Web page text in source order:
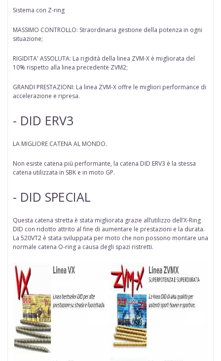
Sistema con Z-ring
MASSIMO CONTROLLO: Straordinaria gestione della potenza in ogni
situazione;
RIGIDITA' ASSOLUTA: La rigidità della linea ZVM-X è migliorata del
10% rispetto alla linea precedente ZVM2;
GRANDI PRESTAZIONI: La linea ZVM-X offre le migliori performance di
accelerazione e ripresa.
- DID ERV3
LA MIGLIORE CATENA AL MONDO.
Non esiste catena più performante, la catena DID ERV3 è la stessa
catena utilizzata in SBK e in moto GP.
- DID SPECIAL
Questa catena stretta è stata migliorata grazie all’utilizzo dell’X-Ring
DID con ridotto attrito al fine di aumentare le prestazioni e la durata.
La 520VT2 è stata sviluppata per moto che non possono montare una
normale catena O-ring a causa degli spazi ristretti.